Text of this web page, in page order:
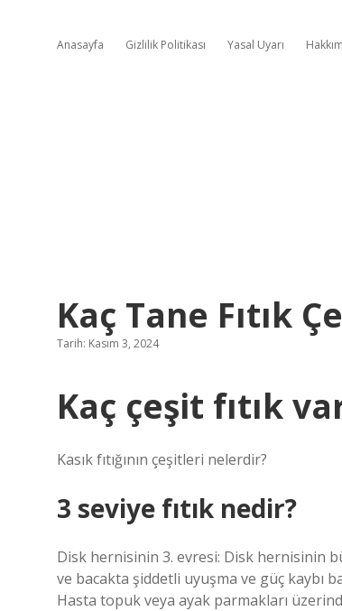
Anasayfa Gizlilik Politikası Yasal Uyarı
Kaç Tane Fıtık
Tarih: Kasım 3, 2024
Kaç çeşit fıtık
Kasık fıtığının çeşitleri nelerdir?
3 seviye fıtık nedir?
Disk hernisinin 3. evresi: Disk hernisinin
ve bacakta şiddetli uyuşma ve güç kaybı
Hasta topuk veya ayak parmakları